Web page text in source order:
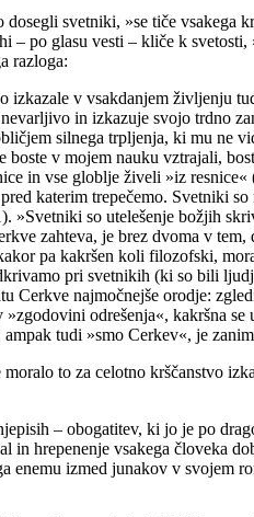
svetniki, »se tiče
po glasu vesti – kliče k
razloga:
v vsakdanjem življenju
in izkazuje svojo trdno
silnega trpljenja, ki mu ne
v mojem nauku vztrajali,
in vse globlje živeli »iz
katerim trepečemo. Svetniki
so utelešenje božjih
zahteva, je brez dvoma v
pa kakršen koli filozofski,
pri svetnikih (ki so bili
Cerkve najmočnejše orodje:
odrešenja«, kakršna
tudi »smo Cerkev«, je
to za celotno krščanstvo
– obogatitev, ki jo je po
hrepenenje vsakega človeka
izmed junakov v svojem